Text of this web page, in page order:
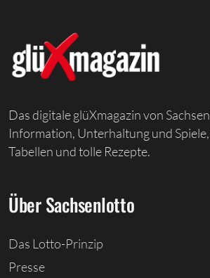
Das digitale glüXmagazin von
Information, Unterhaltung und
Tabellen und tolle Rezepte.
Über Sachsenlotto
Das Lotto-Prinzip
Presse